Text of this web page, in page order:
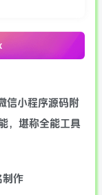
信小程序源码附
，堪称全能工具
制作